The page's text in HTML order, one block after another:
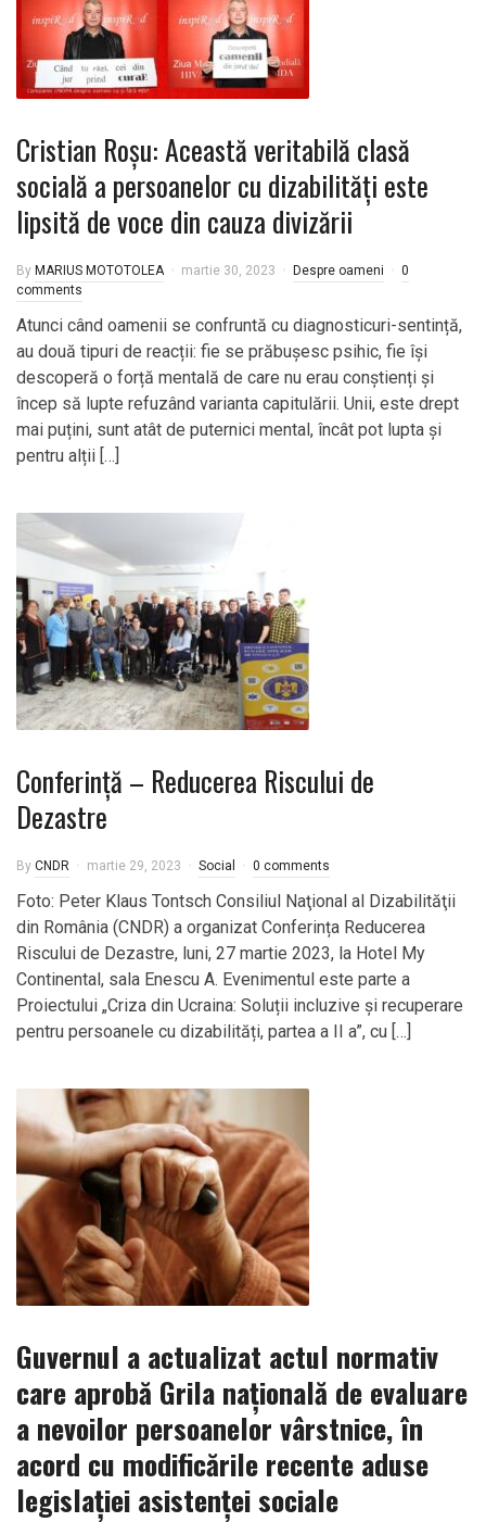
Cristian Roșu: Această veritabilă clasă
socială a persoanelor cu dizabilități este
lipsită de voce din cauza divizării
By MARIUS MOTOTOLEA martie 30, 2023 Despre oameni
0
comments
Atunci când oamenii se confruntă cu diagnosticuri-sentință,
au două tipuri de reacții: fie se prăbușesc psihic, fie își
descoperă o forță mentală de care nu erau conștienți și
încep să lupte refuzând varianta capitulării. Unii, este drept
mai puțini, sunt atât de puternici mental, încât pot lupta și
pentru alții […]
Conferință – Reducerea Riscului de
Dezastre
By CNDR martie 29, 2023 Social 0 comments
Foto: Peter Klaus Tontsch Consiliul Naţional al Dizabilităţii
din România (CNDR) a organizat Conferința Reducerea
Riscului de Dezastre, luni, 27 martie 2023, la Hotel My
Continental, sala Enescu A. Evenimentul este parte a
Proiectului „Criza din Ucraina: Soluții incluzive și recuperare
pentru persoanele cu dizabilități, partea a II a”, cu […]
Guvernul a actualizat actul normativ
care aprobă Grila națională de evaluare
a nevoilor persoanelor vârstnice, în
acord cu modificările recente aduse
legislației asistenței sociale